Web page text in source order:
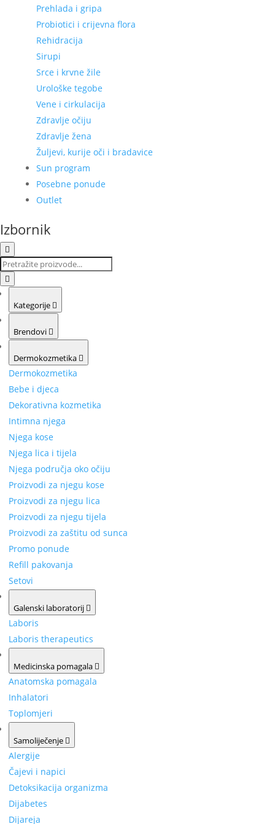
Prehlada i gripa
Probiotici i crijevna flora
Rehidracija
Sirupi
Srce i krvne žile
Urološke tegobe
Vene i cirkulacija
Zdravlje očiju
Zdravlje žena
Žuljevi, kurije oči i bradavice
Sun program
Posebne ponude
Outlet
Izbornik
Kategorije
Brendovi
Dermokozmetika
Dermokozmetika
Bebe i djeca
Dekorativna kozmetika
Intimna njega
Njega kose
Njega lica i tijela
Njega područja oko očiju
Proizvodi za njegu kose
Proizvodi za njegu lica
Proizvodi za njegu tijela
Proizvodi za zaštitu od sunca
Promo ponude
Refill pakovanja
Setovi
Galenski laboratorij
Laboris
Laboris therapeutics
Medicinska pomagala
Anatomska pomagala
Inhalatori
Toplomjeri
Samoliječenje
Alergije
Čajevi i napici
Detoksikacija organizma
Dijabetes
Dijareja